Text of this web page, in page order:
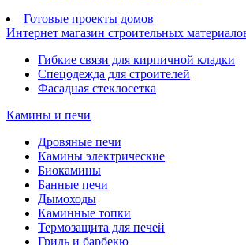
Готовые проекты домов
Интернет магазин строительных
Гибкие связи для кирпичной кладки
Спецодежда для строителей
Фасадная стеклосетка
Камины и печи
Дровяные печи
Камины электрические
Биокамины
Банные печи
Дымоходы
Каминные топки
Термозащита для печей
Гриль и барбекю